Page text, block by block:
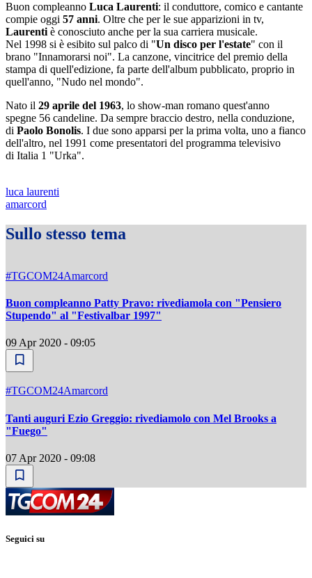
Buon compleanno Luca Laurenti: il conduttore, comico e cantante
compie oggi 57 anni. Oltre che per le sue apparizioni in tv,
Laurenti è conosciuto anche per la sua carriera musicale.
Nel 1998 si è esibito sul palco di "Un disco per l'estate" con il
brano "Innamorarsi noi". La canzone, vincitrice del premio della
stampa di quell'edizione, fa parte dell'album pubblicato, proprio in
quell'anno, "Nudo nel mondo".
Nato il 29 aprile del 1963, lo show-man romano quest'anno
spegne 56 candeline. Da sempre braccio destro, nella conduzione,
di Paolo Bonolis. I due sono apparsi per la prima volta, uno a fianco
dell'altro, nel 1991 come presentatori del programma televisivo
di Italia 1 "Urka".
luca laurenti
amarcord
Sullo stesso tema
#TGCOM24Amarcord
Buon compleanno Patty Pravo: rivediamola con "Pensiero
Stupendo" al "Festivalbar 1997"
09 Apr 2020 - 09:05
#TGCOM24Amarcord
Tanti auguri Ezio Greggio: rivediamolo con Mel Brooks a
"Fuego"
07 Apr 2020 - 09:08
Seguici su